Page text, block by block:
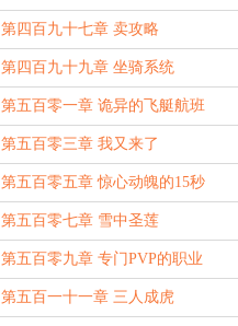
第四百九十七章 卖攻略
第四百九十九章 坐骑系统
第五百零一章 诡异的飞艇航班
第五百零三章 我又来了
第五百零五章 惊心动魄的15秒
第五百零七章 雪中圣莲
第五百零九章 专门PVP的职业
第五百一十一章 三人成虎